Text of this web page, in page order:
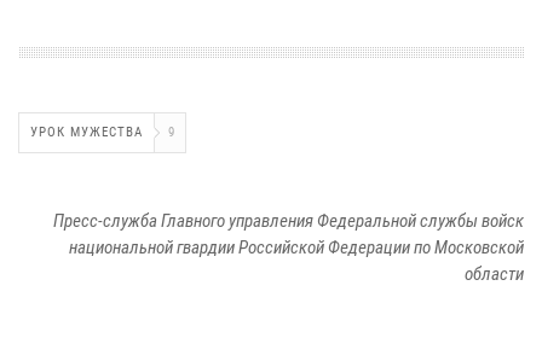
УРОК МУЖЕСТВА 9
Пресс-служба Главного управления Федеральной службы войск
национальной гвардии Российской Федерации по Московской
области